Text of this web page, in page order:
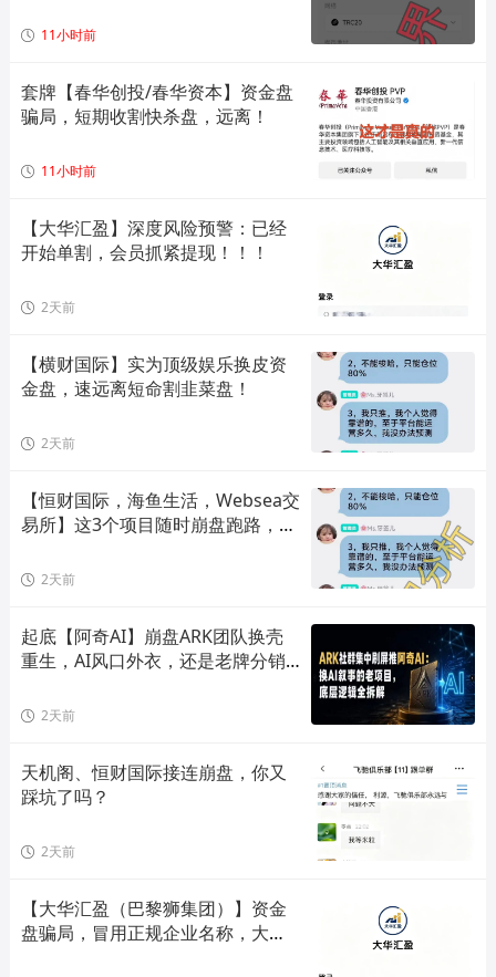
11小时前
套牌【春华创投/春华资本】资金盘
骗局，短期收割快杀盘，远离！
11小时前
【大华汇盈】深度风险预警：已经
开始单割，会员抓紧提现！！！
2天前
【横财国际】实为顶级娱乐换皮资
金盘，速远离短命割韭菜盘！
2天前
【恒财国际，海鱼生活，Websea交
易所】这3个项目随时崩盘跑路，赶
2天前
起底【阿奇AI】崩盘ARK团队换壳
重生，AI风口外衣，还是老牌分销
2天前
天机阁、恒财国际接连崩盘，你又
踩坑了吗？
2天前
【大华汇盈（巴黎狮集团）】资金
盘骗局，冒用正规企业名称，大量